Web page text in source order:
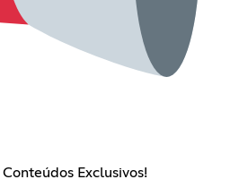
Exclusivos!